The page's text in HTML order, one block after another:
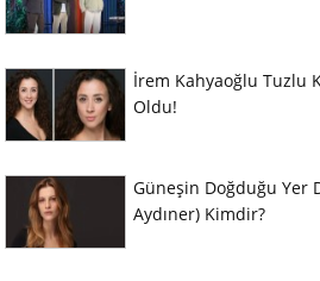
İrem Kahyaoğlu Tuzlu
Oldu!
Güneşin Doğduğu Yer
Aydıner) Kimdir?